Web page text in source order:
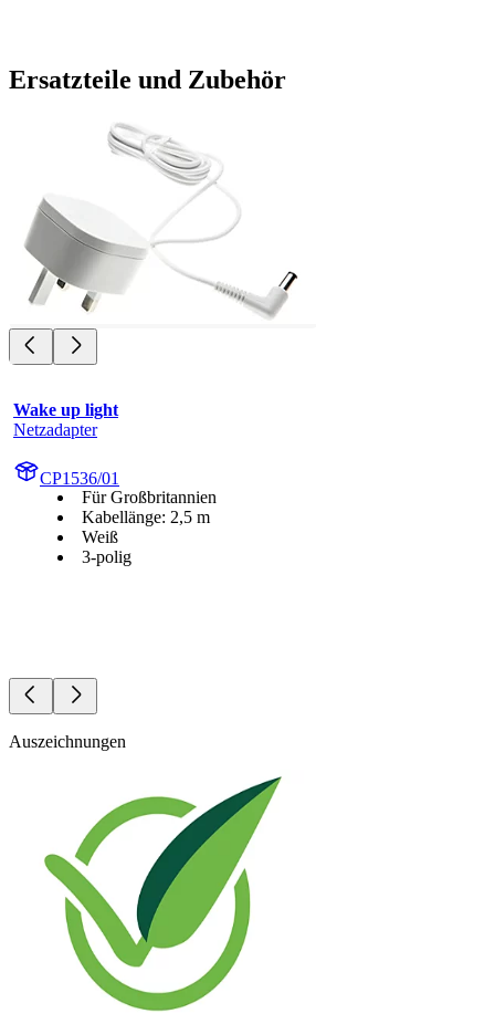
Ersatzteile und Zubehör
Wake up light
Netzadapter
CP1536/01
Für Großbritannien
Kabellänge: 2,5 m
Weiß
3-polig
Auszeichnungen